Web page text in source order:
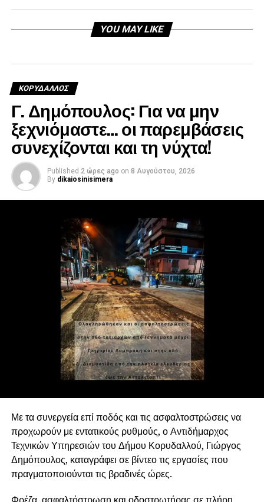
YOU MAY LIKE
ΚΟΡΥΔΑΛΛΟΣ
Γ. Δημόπουλος: Για να μην
ξεχνιόμαστε… οι παρεμβάσεις
συνεχίζονται και τη νύχτα!
Published 2 ώρες ago on 8 Αυγούστου, 2026
By dikaiosinisimera
Με τα συνεργεία επί ποδός και τις ασφαλτοστρώσεις να
προχωρούν με εντατικούς ρυθμούς, ο Αντιδήμαρχος
Τεχνικών Υπηρεσιών του Δήμου Κορυδαλλού, Γιώργος
Δημόπουλος, καταγράφει σε βίντεο τις εργασίες που
πραγματοποιούνται τις βραδινές ώρες.